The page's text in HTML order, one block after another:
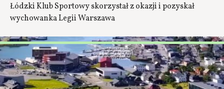
Łódzki Klub Sportowy skorzystał z okazji i pozyskał
wychowanka Legii Warszawa